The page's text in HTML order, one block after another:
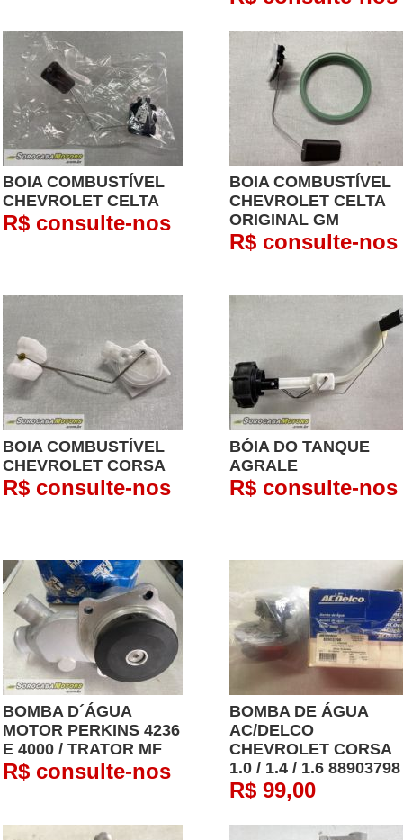
BOIA COMBUSTÍVEL
CHEVROLET CELTA
R$ consulte-nos
BOIA COMBUSTÍVEL
CHEVROLET CELTA
ORIGINAL GM
R$ consulte-nos
BOIA COMBUSTÍVEL
CHEVROLET CORSA
R$ consulte-nos
BÓIA DO TANQUE
AGRALE
R$ consulte-nos
BOMBA D´ÁGUA
MOTOR PERKINS 4236
E 4000 / TRATOR MF
R$ consulte-nos
BOMBA DE ÁGUA
AC/DELCO
CHEVROLET CORSA
1.0 / 1.4 / 1.6
R$ 99,00